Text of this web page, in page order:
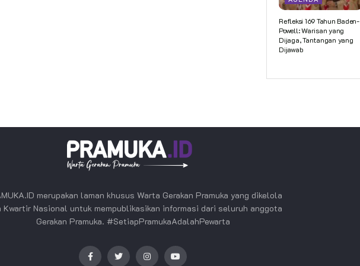
Refleksi 169 Tahun Baden-
Powell: Warisan yang
Dijaga, Tantangan yang
Dijawab
merupakan laman khusus Warta Gerakan Pramuka yang dikelola
Kwartir Nasional untuk mempublikasikan informasi dari seluruh anggota
Gerakan Pramuka. #SetiapPramukaAdalahPewarta